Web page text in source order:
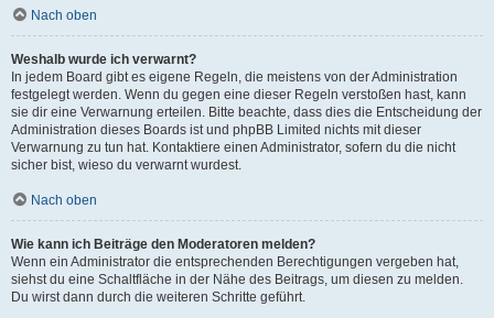
Nach oben
Weshalb wurde ich verwarnt?
In jedem Board gibt es eigene Regeln, die meistens von der Administration
festgelegt werden. Wenn du gegen eine dieser Regeln verstoßen hast, kann
sie dir eine Verwarnung erteilen. Bitte beachte, dass dies die Entscheidung der
Administration dieses Boards ist und phpBB Limited nichts mit dieser
Verwarnung zu tun hat. Kontaktiere einen Administrator, sofern du die nicht
sicher bist, wieso du verwarnt wurdest.
Nach oben
Wie kann ich Beiträge den Moderatoren melden?
Wenn ein Administrator die entsprechenden Berechtigungen vergeben hat,
siehst du eine Schaltfläche in der Nähe des Beitrags, um diesen zu melden.
Du wirst dann durch die weiteren Schritte geführt.